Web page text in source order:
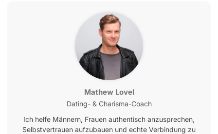
Mathew Lovel
Dating- & Charisma-Coach
Ich helfe Männern, Frauen authentisch anzusprechen,
Selbstvertrauen aufzubauen und echte Verbindung zu